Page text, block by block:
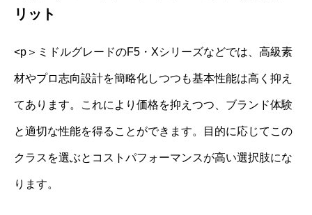
リット
<p＞ミドルグレードのF5・Xシリーズなどでは、高級素
材やプロ志向設計を簡略化しつつも基本性能は高く抑え
てあります。これにより価格を抑えつつ、ブランド体験
と適切な性能を得ることができます。目的に応じてこの
クラスを選ぶとコストパフォーマンスが高い選択肢にな
ります。